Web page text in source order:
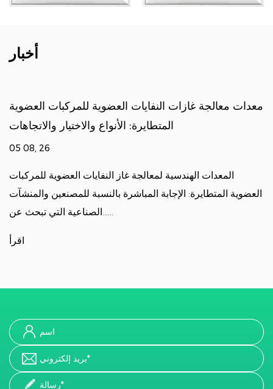
أخبار
معدات معالجة
المعدات
العضوية المتطايرة:
معالجة غاز النفايات العضوية في
العضوية المتطايرة الصناعية؟
النفايات العضوية يحل للمنشآت الصناعية
النفايات العضوية هي مجال تصميم وبناء